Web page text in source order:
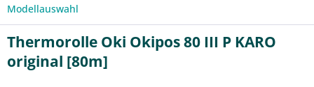
Modellauswahl
Thermorolle Oki Okipos 80 III P KARO
original [80m]